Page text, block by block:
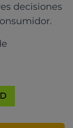
decisiones